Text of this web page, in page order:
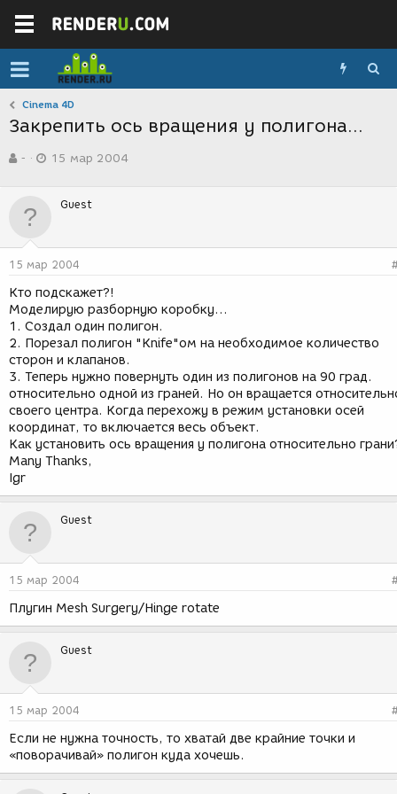
Cinema 4D
Закрепить ось вращения у полигона...
в
р
м
-
а
д
н
и
я
15 мар 2004
Guest
15 мар 2004
Кто подскажет?!
Моделирую разборную коробку...
1. Создал один полигон.
2. Порезал полигон "Knife"ом на необходимое количество
сторон и клапанов.
3. Теперь нужно повернуть один из полигонов на 90 град.
относительно одной из граней. Но он вращается
своего центра. Когда перехожу в режим установки осей
координат, то включается весь объект.
Как установить ось вращения у полигона относительно
Many Thanks,
Igr
Guest
15 мар 2004
Плугин Mesh Surgery/Hinge rotate
Guest
15 мар 2004
Если не нужна точность, то хватай две крайние точки и
«поворачивай» полигон куда хочешь.